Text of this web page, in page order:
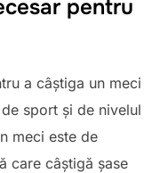
pentru
a câștiga un meci
sport și de nivelul
meci este de
care câștigă șase